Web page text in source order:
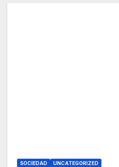
SOCIEDAD UNCATEGORIZED